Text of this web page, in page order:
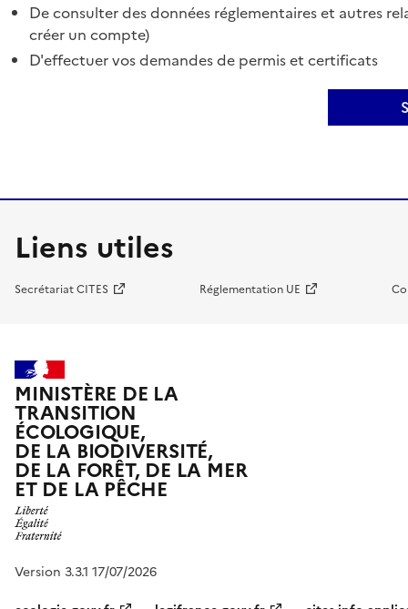
De consulter des données réglementaires et autres
créer un compte)
D'effectuer vos demandes de permis et certificats
Liens utiles
Secrétariat CITES Réglementation UE
MINISTÈRE DE LA
TRANSITION
ÉCOLOGIQUE,
DE LA BIODIVERSITÉ,
DE LA FORÊT, DE LA MER
ET DE LA PÊCHE
Version 3.3.1 17/07/2026